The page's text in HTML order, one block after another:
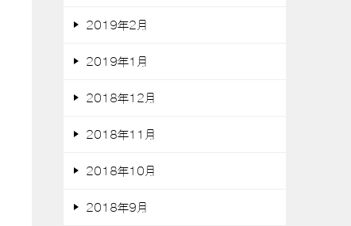
2019年2月
2019年1月
2018年12月
2018年11月
2018年10月
2018年9月